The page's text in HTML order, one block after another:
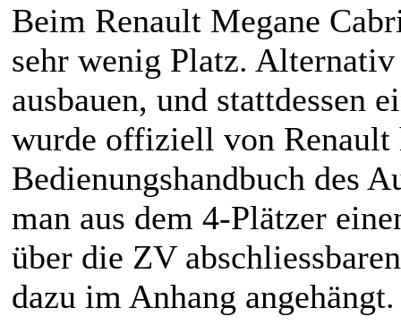
Beim Renault Megane
sehr wenig Platz.
ausbauen, und stattdessen
wurde offiziell von
Bedienungshandbuch des
man aus dem 4-Plätzer
über die ZV
dazu im Anhang angehängt.